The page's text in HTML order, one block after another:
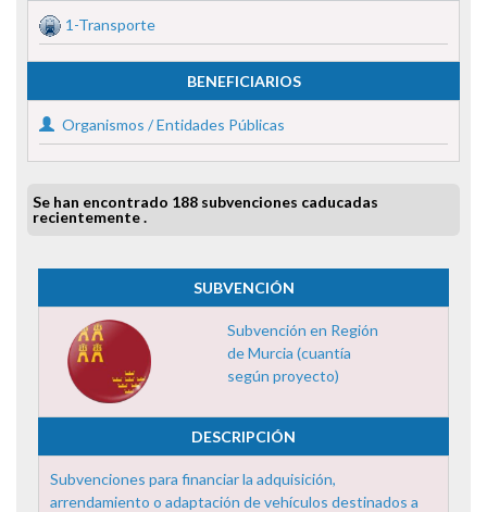
1-Transporte
BENEFICIARIOS
Organismos / Entidades Públicas
Se han encontrado 188 subvenciones caducadas
recientemente .
SUBVENCIÓN
Subvención en Región
de Murcia (cuantía
según proyecto)
DESCRIPCIÓN
Subvenciones para financiar la adquisición,
arrendamiento o adaptación de vehículos destinados a